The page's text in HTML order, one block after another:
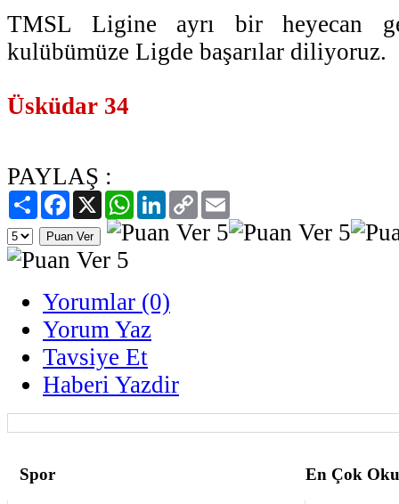
TMSL Ligine ayrı bir heyecan
kulübümüze Ligde başarılar diliyoruz.
Üsküdar 34
PAYLAŞ :
PaylaşFacebook
X WhatsAppLinkedIn
Copy
Link
Yorumlar (0)
Yorum Yaz
Tavsiye Et
Haberi Yazdir
Spor En Çok